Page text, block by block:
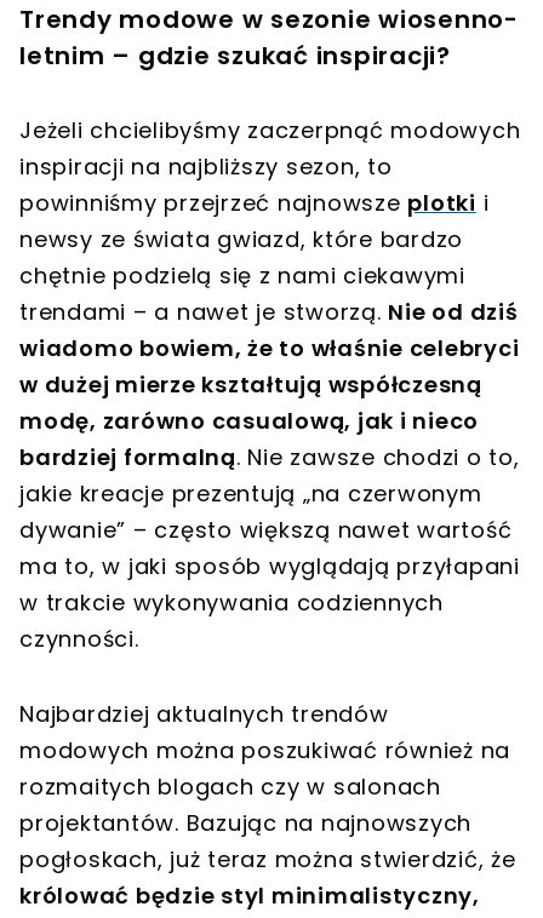
Trendy modowe w sezonie wiosenno-
letnim – gdzie szukać inspiracji?
Jeżeli chcielibyśmy zaczerpnąć modowych
inspiracji na najbliższy sezon, to
powinniśmy przejrzeć najnowsze plotki i
newsy ze świata gwiazd, które bardzo
chętnie podzielą się z nami ciekawymi
trendami – a nawet je stworzą. Nie od dziś
wiadomo bowiem, że to właśnie celebryci
w dużej mierze kształtują współczesną
modę, zarówno casualową, jak i nieco
bardziej formalną. Nie zawsze chodzi o to,
jakie kreacje prezentują „na czerwonym
dywanie” – często większą nawet wartość
ma to, w jaki sposób wyglądają przyłapani
w trakcie wykonywania codziennych
czynności.
Najbardziej aktualnych trendów
modowych można poszukiwać również na
rozmaitych blogach czy w salonach
projektantów. Bazując na najnowszych
pogłoskach, już teraz można stwierdzić, że
królować będzie styl minimalistyczny,